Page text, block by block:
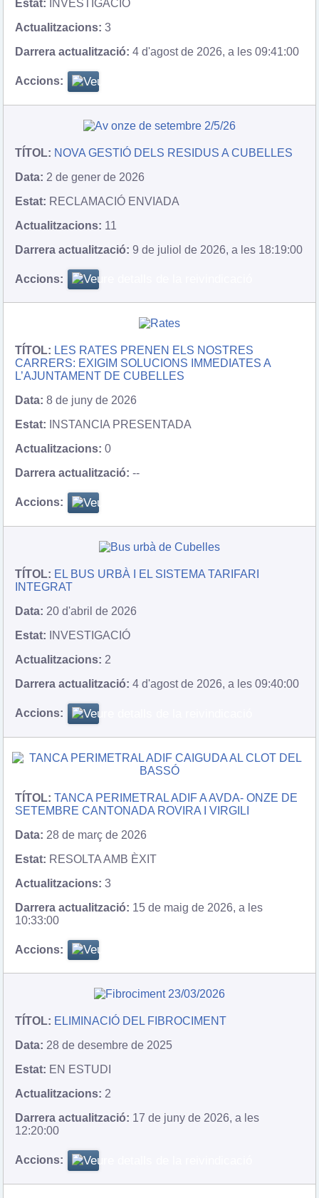
INVESTIGACIÓ
3
4 d'agost de 2026, a les 09:41:00
NOVA GESTIÓ DELS RESIDUS A CUBELLES
2 de gener de 2026
RECLAMACIÓ ENVIADA
11
9 de juliol de 2026, a les 18:19:00
LES RATES PRENEN ELS NOSTRES
CARRERS: EXIGIM SOLUCIONS IMMEDIATES A
L’AJUNTAMENT DE CUBELLES
8 de juny de 2026
INSTANCIA PRESENTADA
0
--
EL BUS URBÀ I EL SISTEMA TARIFARI
INTEGRAT
20 d'abril de 2026
INVESTIGACIÓ
2
4 d'agost de 2026, a les 09:40:00
TANCA PERIMETRAL ADIF A AVDA- ONZE DE
SETEMBRE CANTONADA ROVIRA I VIRGILI
28 de març de 2026
RESOLTA AMB ÈXIT
3
15 de maig de 2026, a les
10:33:00
ELIMINACIÓ DEL FIBROCIMENT
28 de desembre de 2025
EN ESTUDI
2
17 de juny de 2026, a les
12:20:00